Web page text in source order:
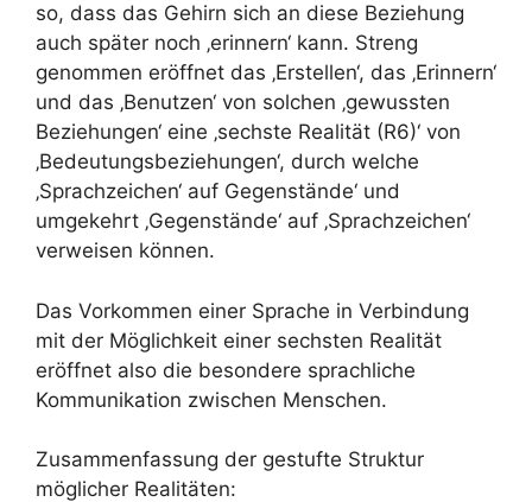
so, dass das Gehirn sich an diese Beziehung
auch später noch ‚erinnern‘ kann. Streng
genommen eröffnet das ‚Erstellen‘, das ‚Erinnern‘
und das ‚Benutzen‘ von solchen ‚gewussten
Beziehungen‘ eine ‚sechste Realität (R6)‘ von
‚Bedeutungsbeziehungen‘, durch welche
‚Sprachzeichen‘ auf Gegenstände‘ und
umgekehrt ‚Gegenstände‘ auf ‚Sprachzeichen‘
verweisen können.
Das Vorkommen einer Sprache in Verbindung
mit der Möglichkeit einer sechsten Realität
eröffnet also die besondere sprachliche
Kommunikation zwischen Menschen.
Zusammenfassung der gestufte Struktur
möglicher Realitäten: